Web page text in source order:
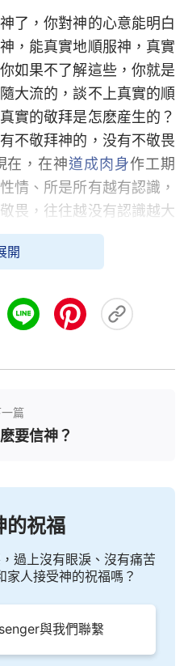
了，你對神的心意能明白
，能真實地順服神，真實
如果不了解這些，你就是
大流的，談不上真實的順
實的敬拜是怎麽産生的？
不敬拜神的，没有不敬畏
在，在神道成肉身作工期
情、所是所有越有認識，
畏，往往越没有認識越大
。人若真認識神，真看見
麽約翰説「那在我以後來
是他知道神的可畏。現在
識神的性情怎麽能敬畏神
基督外表普通正常，對他
慢的態度，能欺騙，能抵
為是，對他的話不當一回
的神性，這是認識神的主
人必須進入達到的。
·怎樣認識道成肉身的神》
，也没有親耳聽到神的説
耶和華的名是應當稱頌
條件、没有背景、没有任
開
篇
要信神？
的祝福
過上沒有眼淚、沒有痛苦
家人接受神的祝福嗎？
與我們聯繫